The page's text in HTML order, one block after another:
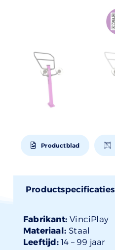
Productblad
Productspecificaties
Fabrikant:VinciPlay
Materiaal:Staal
Leeftijd:14 – 99 jaar